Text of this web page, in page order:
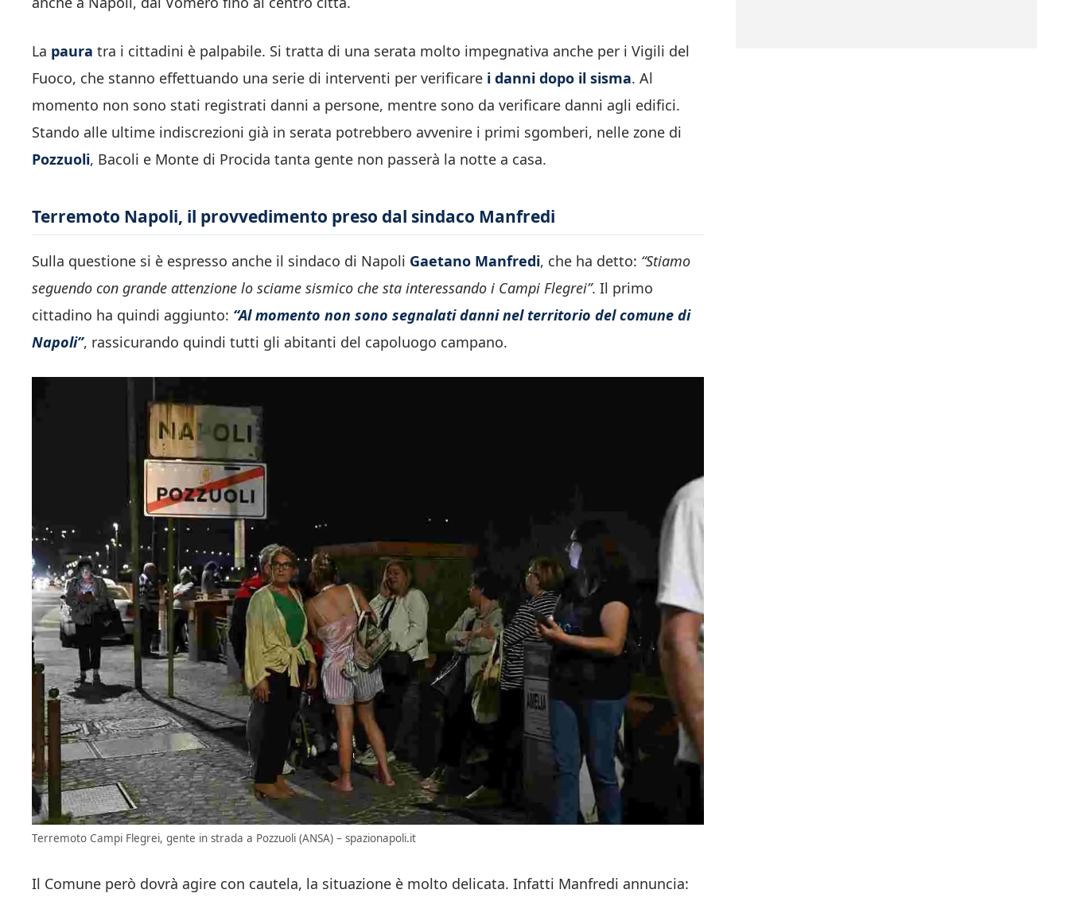
La paura tra i cittadini è palpabile. Si tratta di una serata molto impegnativa anche per i Vigili del
Fuoco, che stanno effettuando una serie di interventi per verificare i danni dopo il sisma. Al
momento non sono stati registrati danni a persone, mentre sono da verificare danni agli edifici.
Stando alle ultime indiscrezioni già in serata potrebbero avvenire i primi sgomberi, nelle zone di
Pozzuoli, Bacoli e Monte di Procida tanta gente non passerà la notte a casa.
Terremoto Napoli, il provvedimento preso dal sindaco Manfredi
Sulla questione si è espresso anche il sindaco di Napoli Gaetano Manfredi, che ha detto: “Stiamo
seguendo con grande attenzione lo sciame sismico che sta interessando i Campi Flegrei”. Il primo
cittadino ha quindi aggiunto: “Al momento non sono segnalati danni nel territorio del comune di
Napoli”, rassicurando quindi tutti gli abitanti del capoluogo campano.
Terremoto Campi Flegrei, gente in strada a Pozzuoli (ANSA) – spazionapoli.it
Il Comune però dovrà agire con cautela, la situazione è molto delicata. Infatti Manfredi annuncia: